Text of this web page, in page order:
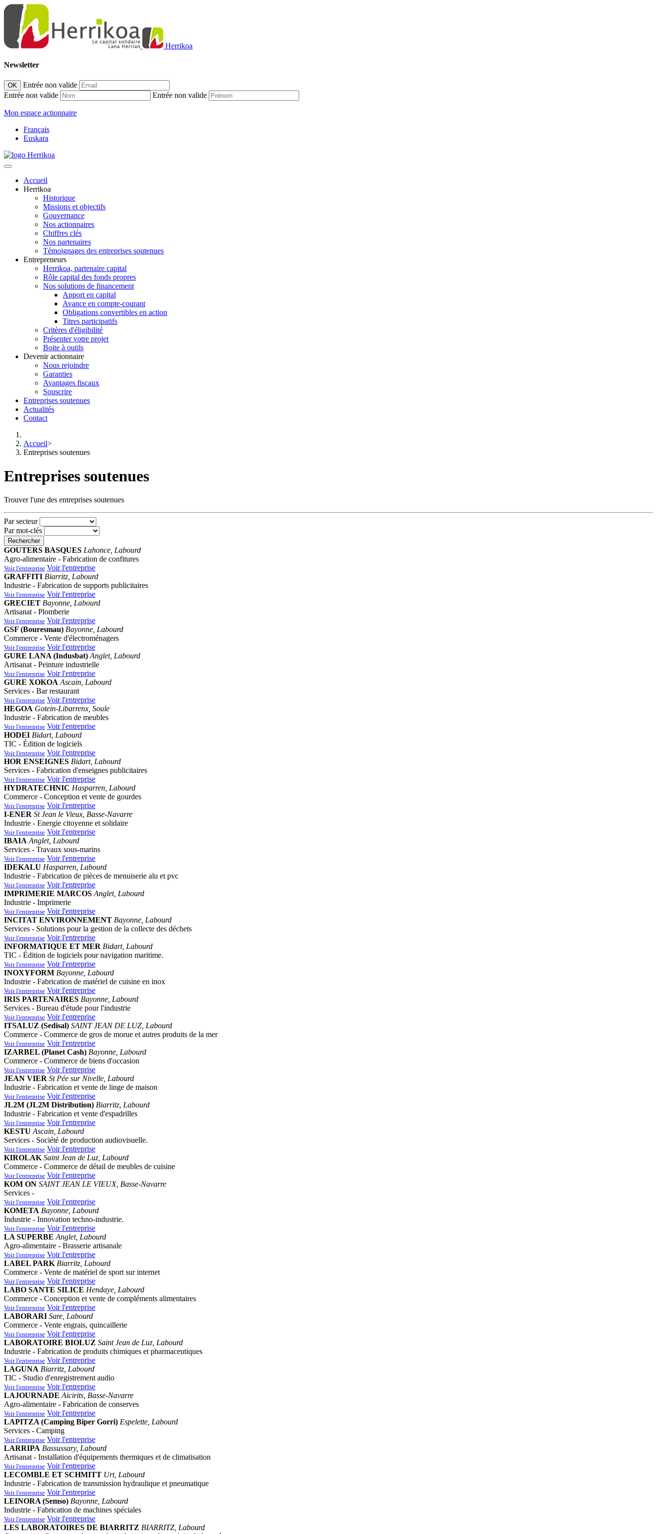
Herrikoa
Newsletter
OK
Entrée non valide
Entrée non valide
Entrée non valide
Mon espace actionnaire
Français
Euskara
Accueil
Herrikoa
Historique
Missions et objectifs
Gouvernance
Nos actionnaires
Chiffres clés
Nos partenaires
Témoignages des entreprises soutenues
Entrepreneurs
Herrikoa, partenaire capital
Rôle capital des fonds propres
Nos solutions de financement
Apport en capital
Avance en compte-courant
Obligations convertibles en action
Titres participatifs
Critères d'éligibilité
Présenter votre projet
Boite à outils
Devenir actionnaire
Nous rejoindre
Garanties
Avantages fiscaux
Souscrire
Entreprises soutenues
Actualités
Contact
Accueil>
Entreprises soutenues
Entreprises soutenues
Trouver l'une des entreprises soutenues
Par secteur
Par mot-clés
Rechercher
GOUTERS BASQUES Lahonce, Labourd
Agro-alimentaire - Fabrication de confitures
Voir l'entreprise Voir l'entreprise
GRAFFITI Biarritz, Labourd
Industrie - Fabrication de supports publicitaires
Voir l'entreprise Voir l'entreprise
GRECIET Bayonne, Labourd
Artisanat - Plomberie
Voir l'entreprise Voir l'entreprise
GSF (Bouresmau) Bayonne, Labourd
Commerce - Vente d'électroménagers
Voir l'entreprise Voir l'entreprise
GURE LANA (Indusbat) Anglet, Labourd
Artisanat - Peinture industrielle
Voir l'entreprise Voir l'entreprise
GURE XOKOA Ascain, Labourd
Services - Bar restaurant
Voir l'entreprise Voir l'entreprise
HEGOA Gotein-Libarrenx, Soule
Industrie - Fabrication de meubles
Voir l'entreprise Voir l'entreprise
HODEI Bidart, Labourd
TIC - Édition de logiciels
Voir l'entreprise Voir l'entreprise
HOR ENSEIGNES Bidart, Labourd
Services - Fabrication d'enseignes publicitaires
Voir l'entreprise Voir l'entreprise
HYDRATECHNIC Hasparren, Labourd
Commerce - Conception et vente de gourdes
Voir l'entreprise Voir l'entreprise
I-ENER St Jean le Vieux, Basse-Navarre
Industrie - Energie citoyenne et solidaire
Voir l'entreprise Voir l'entreprise
IBAIA Anglet, Labourd
Services - Travaux sous-marins
Voir l'entreprise Voir l'entreprise
IDEKALU Hasparren, Labourd
Industrie - Fabrication de pièces de menuiserie alu et pvc
Voir l'entreprise Voir l'entreprise
IMPRIMERIE MARCOS Anglet, Labourd
Industrie - Imprimerie
Voir l'entreprise Voir l'entreprise
INCITAT ENVIRONNEMENT Bayonne, Labourd
Services - Solutions pour la gestion de la collecte des déchets
Voir l'entreprise Voir l'entreprise
INFORMATIQUE ET MER Bidart, Labourd
TIC - Édition de logiciels pour navigation maritime.
Voir l'entreprise Voir l'entreprise
INOXYFORM Bayonne, Labourd
Industrie - Fabrication de matériel de cuisine en inox
Voir l'entreprise Voir l'entreprise
IRIS PARTENAIRES Bayonne, Labourd
Services - Bureau d'étude pour l'industrie
Voir l'entreprise Voir l'entreprise
ITSALUZ (Sedisal) SAINT JEAN DE LUZ, Labourd
Commerce - Commerce de gros de morue et autres produits de la mer
Voir l'entreprise Voir l'entreprise
IZARBEL (Planet Cash) Bayonne, Labourd
Commerce - Commerce de biens d'occasion
Voir l'entreprise Voir l'entreprise
JEAN VIER St Pée sur Nivelle, Labourd
Industrie - Fabrication et vente de linge de maison
Voir l'entreprise Voir l'entreprise
JL2M (JL2M Distribution) Biarritz, Labourd
Industrie - Fabrication et vente d'espadrilles
Voir l'entreprise Voir l'entreprise
KESTU Ascain, Labourd
Services - Société de production audiovisuelle.
Voir l'entreprise Voir l'entreprise
KIROLAK Saint Jean de Luz, Labourd
Commerce - Commerce de détail de meubles de cuisine
Voir l'entreprise Voir l'entreprise
KOM ON SAINT JEAN LE VIEUX, Basse-Navarre
Services -
Voir l'entreprise Voir l'entreprise
KOMETA Bayonne, Labourd
Industrie - Innovation techno-industrie.
Voir l'entreprise Voir l'entreprise
LA SUPERBE Anglet, Labourd
Agro-alimentaire - Brasserie artisanale
Voir l'entreprise Voir l'entreprise
LABEL PARK Biarritz, Labourd
Commerce - Vente de matériel de sport sur internet
Voir l'entreprise Voir l'entreprise
LABO SANTE SILICE Hendaye, Labourd
Commerce - Conception et vente de compléments alimentaires
Voir l'entreprise Voir l'entreprise
LABORARI Sare, Labourd
Commerce - Vente engrais, quincaillerie
Voir l'entreprise Voir l'entreprise
LABORATOIRE BIOLUZ Saint Jean de Luz, Labourd
Industrie - Fabrication de produits chimiques et pharmaceutiques
Voir l'entreprise Voir l'entreprise
LAGUNA Biarritz, Labourd
TIC - Studio d'enregistrement audio
Voir l'entreprise Voir l'entreprise
LAJOURNADE Aicirits, Basse-Navarre
Agro-alimentaire - Fabrication de conserves
Voir l'entreprise Voir l'entreprise
LAPITZA (Camping Biper Gorri) Espelette, Labourd
Services - Camping
Voir l'entreprise Voir l'entreprise
LARRIPA Bassussary, Labourd
Artisanat - Installation d'équipements thermiques et de climatisation
Voir l'entreprise Voir l'entreprise
LECOMBLE ET SCHMITT Urt, Labourd
Industrie - Fabrication de transmission hydraulique et pneumatique
Voir l'entreprise Voir l'entreprise
LEINORA (Semso) Bayonne, Labourd
Industrie - Fabrication de machines spéciales
Voir l'entreprise Voir l'entreprise
LES LABORATOIRES DE BIARRITZ BIARRITZ, Labourd